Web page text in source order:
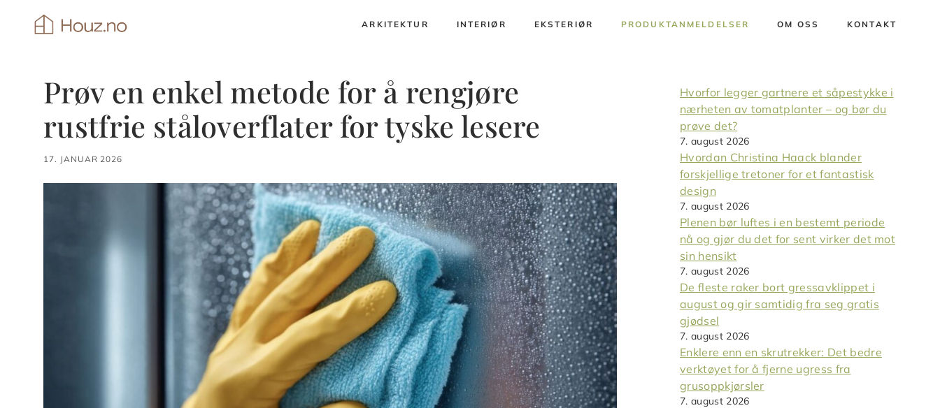
ARKITEKTUR INTERIØR EKSTERIØR PRODUKTANMELDELSER OM OSS KONTAKT
Prøv en enkel metode for å rengjøre
rustfrie ståloverflater for tyske lesere
17. JANUAR 2026
Hvorfor legger gartnere et såpestykke i
nærheten av tomatplanter – og bør du
prøve det?
7. august 2026
Hvordan Christina Haack blander
forskjellige tretoner for et fantastisk
design
7. august 2026
Plenen bør luftes i en bestemt periode
nå og gjør du det for sent virker det mot
sin hensikt
7. august 2026
De fleste raker bort gressavklippet i
august og gir samtidig fra seg gratis
gjødsel
7. august 2026
Enklere enn en skrutrekker: Det bedre
verktøyet for å fjerne ugress fra
grusoppkjørsler
7. august 2026